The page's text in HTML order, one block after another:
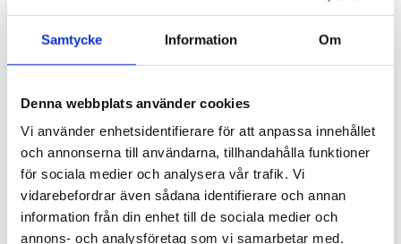
Samtycke Information Om
Denna webbplats använder cookies
Vi använder enhetsidentifierare för att anpassa innehållet
och annonserna till användarna, tillhandahålla funktioner
för sociala medier och analysera vår trafik. Vi
vidarebefordrar även sådana identifierare och annan
information från din enhet till de sociala medier och
annons- och analysföretag som vi samarbetar med.
Hyttbord till traktorn, den lilla detaljen som
gör stor skillnad i vardagen